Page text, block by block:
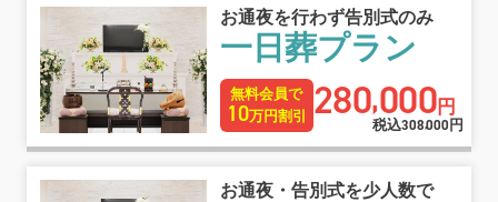
お通夜を行わず告別式のみ
一日葬プラン
無料会員で
10万円割引 280,000円
税込308,000円
お通夜・告別式を少人数で